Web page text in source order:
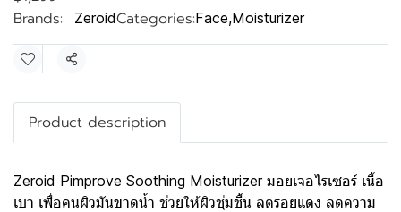
Brands:
ZeroidCategories:Face,Moisturizer
Share
Product description
Zeroid Pimprove Soothing Moisturizer มอยเจอไรเซอร์ เนื้อ
เบา เพื่อคนผิวมันขาดน้ำ ช่วยให้ผิวชุ่มชื้น ลดรอยแดง ลดความ